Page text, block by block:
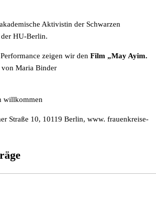
Aktivistin der Schwarzen
HU-Berlin.
zeigen wir den Film „May Ayim.
von Maria Binder
willkommen
Straße 10, 10119 Berlin, www. frauenkreise-